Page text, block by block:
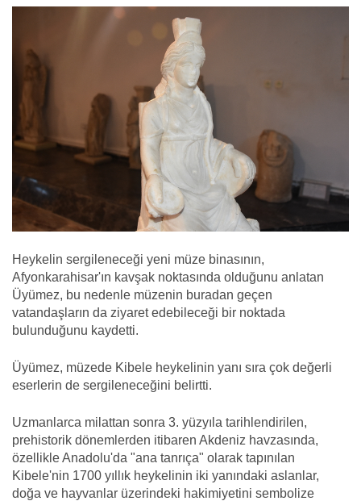
Heykelin sergileneceği yeni müze binasının,
Afyonkarahisar'ın kavşak noktasında olduğunu anlatan
Üyümez, bu nedenle müzenin buradan geçen
vatandaşların da ziyaret edebileceği bir noktada
bulunduğunu kaydetti.
Üyümez, müzede Kibele heykelinin yanı sıra çok değerli
eserlerin de sergileneceğini belirtti.
Uzmanlarca milattan sonra 3. yüzyıla tarihlendirilen,
prehistorik dönemlerden itibaren Akdeniz havzasında,
özellikle Anadolu'da "ana tanrıça" olarak tapınılan
Kibele'nin 1700 yıllık heykelinin iki yanındaki aslanlar,
doğa ve hayvanlar üzerindeki hakimiyetini sembolize